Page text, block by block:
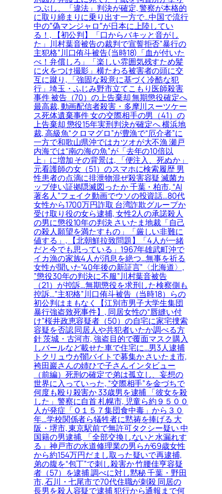
つぶし、「違法」判決が確定, 警察が本格的
に取り締まりに乗り出す一方で…中国で流行
中の″偽マンジャロ″が日本に上陸してい
る！, 【初公判】「口からバキッと音がし
た」川村葉音被告の裁判で宣誓拒否”暴行の
主犯格”川口侑斗被告(当時18)「血が付いた
べ！弁償しろ」「楽しい雰囲気残すため髪
に火をつけ撮影」横たわる被害者の頭に交
互に蹴り, 「強固な殺意に基づく冷酷な犯
行」埼玉・ふじみ野市立てこもり医師殺害
事件 被告（70）の上告棄却 無期懲役確定へ
最高裁, 動画配信者殺害・多摩川スーツケー
ス死体遺棄事件 女の交際相手の男（41）の
上告棄却 懲役15年実刑判決が確定へ 横浜地
裁, 高級魚“クロマグロ”が豊漁で“厄介者”に
一方で和歌山県沖ではカツオが大不漁 瀬戸
内海では“南の海の魚”が「去年の10倍以
上」に増加 その背景は, 「便注入、死ぬか」
元看護師の女（51）のスマホに検索履歴 男
性患者の点滴に排泄物混ぜ殺害容疑 滅菌カ
ップ使い証拠隠滅図ったか 千葉・柏市, “AI
著名人”フェイク動画でウソの投資話…80代
女性から1700万円詐取 台湾詐欺グループか
受け取り役の女ら逮捕, 女性2人の承諾殺人
の男に懲役10年の判決 さいたま地裁「自己
の殺人願望を満たすもの」「厳しい非難に
値する」, 【北朝鮮拉致問題】「4人が一緒
だと今でも思っている」1967年雄武町沖で
イカ漁の家族4人が消息を絶つ…無事を祈る
女性が聞いた”40年後の新証言”〈北海道〉,
”懲役30年の判決に不服”川村葉音被告
（21）が控訴…無期懲役を求刑した検察側も
控訴…”主犯格”川口侑斗被告（当時18）らの
初公判はまもなく【江別市男子大学生集団
暴行強盗致死事件】, 同居女性の“唇縫い付
け”桜井政恵容疑者（50）の自宅に家宅捜索
容疑を否認 同居人や共犯者いたか調べる方
針 茨城・古河市, 強盗目的で覆面マスク購入
しバールなど載せた車で住宅に…男3人逮捕
トクリュウが闇バイトで募集か さいたま市,
袴田巖さんの姉ひで子さんインタビュー
（前編）死刑の確定で弟は孤立し、妄想の
世界に入っていった, “交際相手”を金づちで
何度も殴り殺害か 33歳男を逮捕 「彼女を殺
した」警察に自首 札幌市, 児童ら約９５００
人が発症「Ｏ１５７集団食中毒」から３０
年…学校関係者ら犠牲者に黙祷を捧げる 大
阪・堺市, 東京駅前で無許可タクシー疑い 中
国籍の男逮捕, 「全部交換しないと水漏れす
る」神戸市の水道修理業の男らが69歳女性
から約154万円だまし取った疑いで再逮捕,
弟の腹を“包丁”で刺し殺害か 竹腰佳亨容疑
者（57）を逮捕 調べに対し黙秘 千葉・野田
市, 石川・七尾市で70代住職が刺殺 同居の
長男を殺人容疑で逮捕 犯行から通報まで何